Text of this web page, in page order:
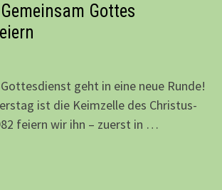
Gottes
geht in eine neue Runde!
ist die Keimzelle des Christus-
feiern wir ihn – zuerst in …